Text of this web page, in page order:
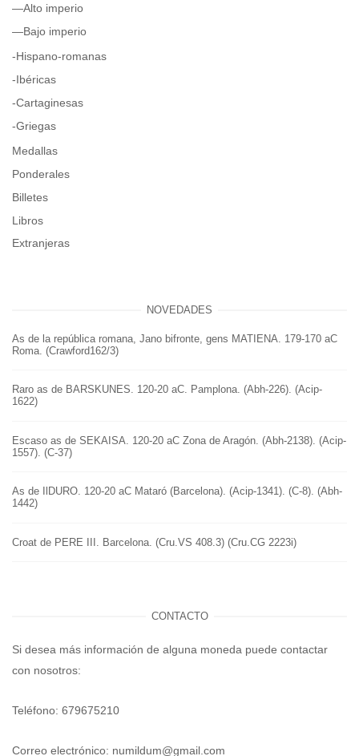
—Alto imperio
—Bajo imperio
-Hispano-romanas
-Ibéricas
-Cartaginesas
-Griegas
Medallas
Ponderales
Billetes
Libros
Extranjeras
NOVEDADES
As de la república romana, Jano bifronte, gens MATIENA. 179-170 aC
Roma. (Crawford162/3)
Raro as de BARSKUNES. 120-20 aC. Pamplona. (Abh-226). (Acip-
1622)
Escaso as de SEKAISA. 120-20 aC Zona de Aragón. (Abh-2138). (Acip-
1557). (C-37)
As de IlDURO. 120-20 aC Mataró (Barcelona). (Acip-1341). (C-8). (Abh-
1442)
Croat de PERE III. Barcelona. (Cru.VS 408.3) (Cru.CG 2223i)
CONTACTO
Si desea más información de alguna moneda puede contactar
con nosotros:
Teléfono: 679675210
Correo electrónico: numildum@gmail.com